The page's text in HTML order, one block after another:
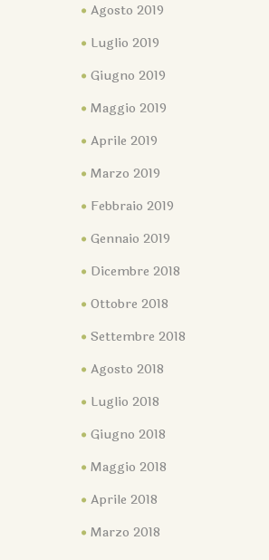
Agosto 2019
Luglio 2019
Giugno 2019
Maggio 2019
Aprile 2019
Marzo 2019
Febbraio 2019
Gennaio 2019
Dicembre 2018
Ottobre 2018
Settembre 2018
Agosto 2018
Luglio 2018
Giugno 2018
Maggio 2018
Aprile 2018
Marzo 2018